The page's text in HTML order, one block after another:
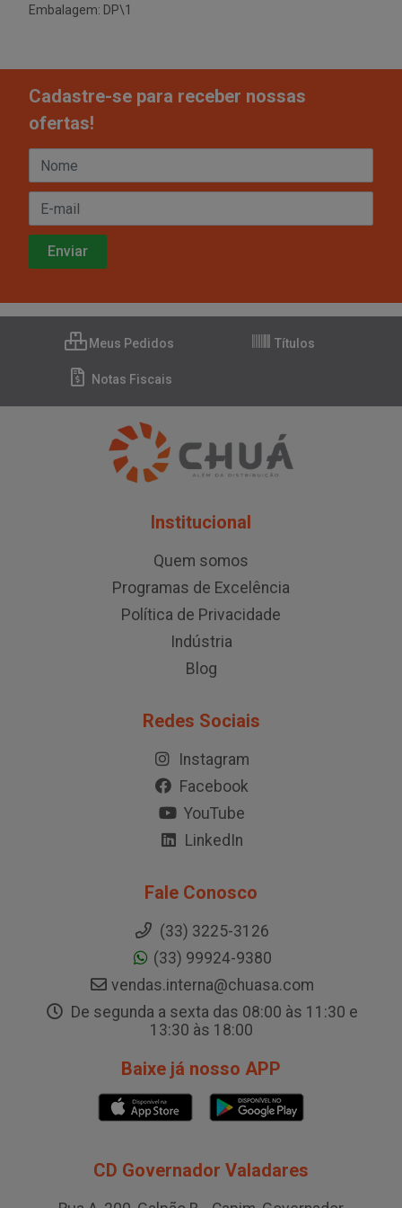
Embalagem: DP\1
Cadastre-se para receber nossas
ofertas!
Meus Pedidos Títulos
Notas Fiscais
Institucional
Quem somos
Programas de Excelência
Política de Privacidade
Indústria
Blog
Redes Sociais
Instagram
Facebook
YouTube
LinkedIn
Fale Conosco
(33) 3225-3126
(33) 99924-9380
vendas.interna@chuasa.com
De segunda a sexta das 08:00 às 11:30 e
13:30 às 18:00
Baixe já nosso APP
CD Governador Valadares